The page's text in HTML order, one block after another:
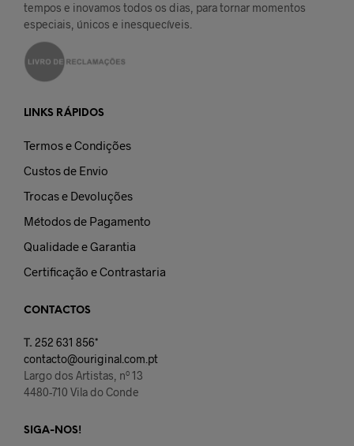
tempos e inovamos todos os dias, para tornar momentos
especiais, únicos e inesquecíveis.
LINKS RÁPIDOS
Termos e Condições
Custos de Envio
Trocas e Devoluções
Métodos de Pagamento
Qualidade e Garantia
Certificação e Contrastaria
CONTACTOS
T. 252 631 856*
contacto@ouriginal.com.pt
Largo dos Artistas, nº 13
4480-710 Vila do Conde
SIGA-NOS!